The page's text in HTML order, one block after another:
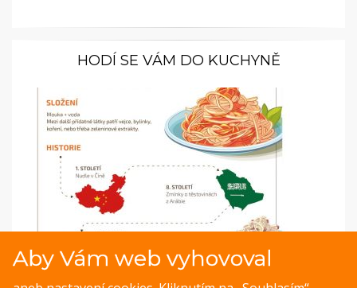
HODÍ SE VÁM DO KUCHYNĚ
Infografika: Co jste nevěděli o těstovinách?
Aby Vám web vyhovoval